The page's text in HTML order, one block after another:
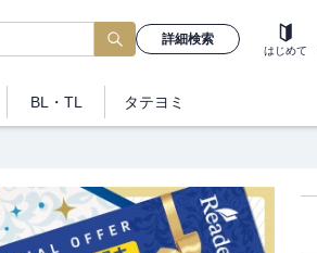
詳細検索
はじめて
BL・TL タテヨミ